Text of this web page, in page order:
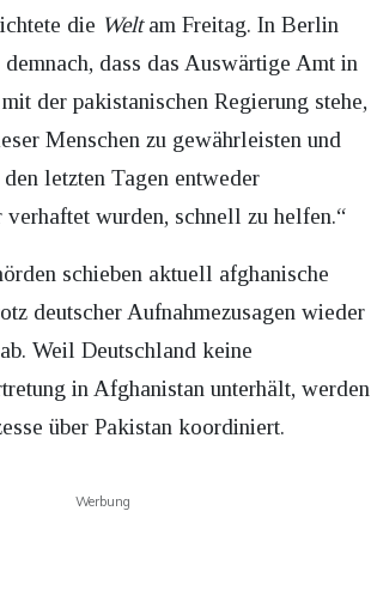
die Weltam Freitag. In Berlin
dass das Auswärtige Amt in
der pakistanischen Regierung stehe,
Menschen zu gewährleisten und
letzten Tagen entweder
verhaftet wurden, schnell zu helfen.“
schieben aktuell afghanische
deutscher Aufnahmezusagen wieder
Weil Deutschland keine
in Afghanistan unterhält, werden
über Pakistan koordiniert.
Werbung